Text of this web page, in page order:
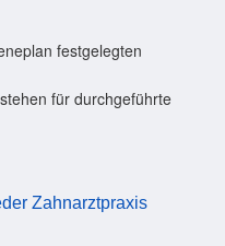
festgelegten
für durchgeführte
Zahnarztpraxis